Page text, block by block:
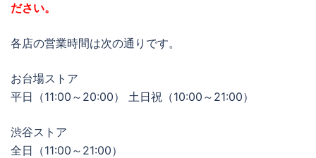
ださい。
各店の営業時間は次の通りです。
お台場ストア
平日（11:00～20:00） 土日祝（10:00～21:00）
渋谷ストア
全日（11:00～21:00）